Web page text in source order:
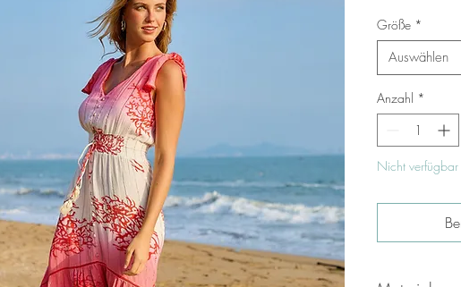
Größe *
Auswählen
Anzahl *
Nicht verfügbar